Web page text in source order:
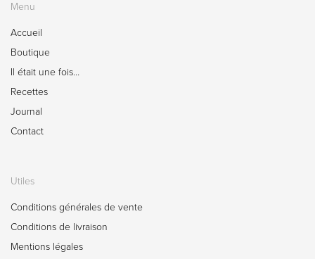
Menu
Accueil
Boutique
Il était une fois…
Recettes
Journal
Contact
Utiles
Conditions générales de vente
Conditions de livraison
Mentions légales